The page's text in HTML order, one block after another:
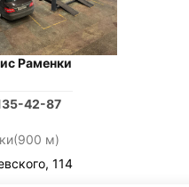
Раменки
42-87
(900 м)
114